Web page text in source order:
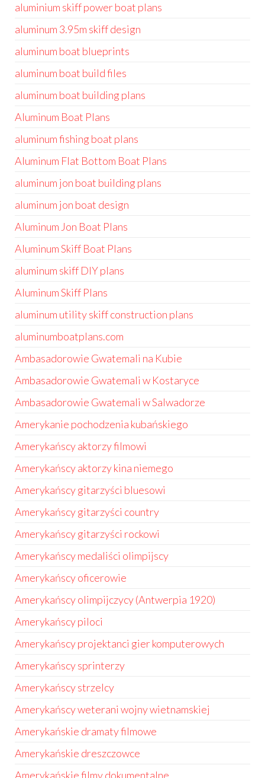
aluminium skiff power boat plans
aluminum 3.95m skiff design
aluminum boat blueprints
aluminum boat build files
aluminum boat building plans
Aluminum Boat Plans
aluminum fishing boat plans
Aluminum Flat Bottom Boat Plans
aluminum jon boat building plans
aluminum jon boat design
Aluminum Jon Boat Plans
Aluminum Skiff Boat Plans
aluminum skiff DIY plans
Aluminum Skiff Plans
aluminum utility skiff construction plans
aluminumboatplans.com
Ambasadorowie Gwatemali na Kubie
Ambasadorowie Gwatemali w Kostaryce
Ambasadorowie Gwatemali w Salwadorze
Amerykanie pochodzenia kubańskiego
Amerykańscy aktorzy filmowi
Amerykańscy aktorzy kina niemego
Amerykańscy gitarzyści bluesowi
Amerykańscy gitarzyści country
Amerykańscy gitarzyści rockowi
Amerykańscy medaliści olimpijscy
Amerykańscy oficerowie
Amerykańscy olimpijczycy (Antwerpia 1920)
Amerykańscy piloci
Amerykańscy projektanci gier komputerowych
Amerykańscy sprinterzy
Amerykańscy strzelcy
Amerykańscy weterani wojny wietnamskiej
Amerykańskie dramaty filmowe
Amerykańskie dreszczowce
Amerykańskie filmy dokumentalne